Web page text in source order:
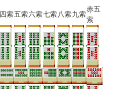
四索五索六索七索 八索九索
赤五
索